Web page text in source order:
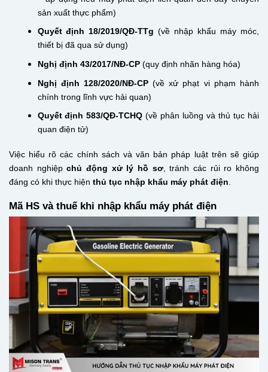
sản xuất thực phẩm)
Quyết định 18/2019/QĐ-TTg (về nhập khẩu máy móc,
thiết bị đã qua sử dụng)
Nghị định 43/2017/NĐ-CP(quy định nhãn hàng hóa)
Nghị định 128/2020/NĐ-CP(về xử phạt vi phạm hành
chính trong lĩnh vực hải quan)
Quyết định 583/QĐ-TCHQ (về phân luồng và thủ tục hải
quan điện tử)
Việc hiểu rõ các chính sách và văn bản pháp luật trên sẽ giúp
doanh nghiệpchủ động xử lý hồ sơ, tránh các rủi ro không
đáng có khi thực hiện thủ tục nhập khẩu máy phát điện
Mã HS và thuế khi nhập khẩu máy phát điện